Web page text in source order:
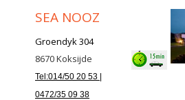
SEA NOOZ
Groendyk 304
8670Koksijde
Tel:014/50 20 53 |
0472/35 09 38